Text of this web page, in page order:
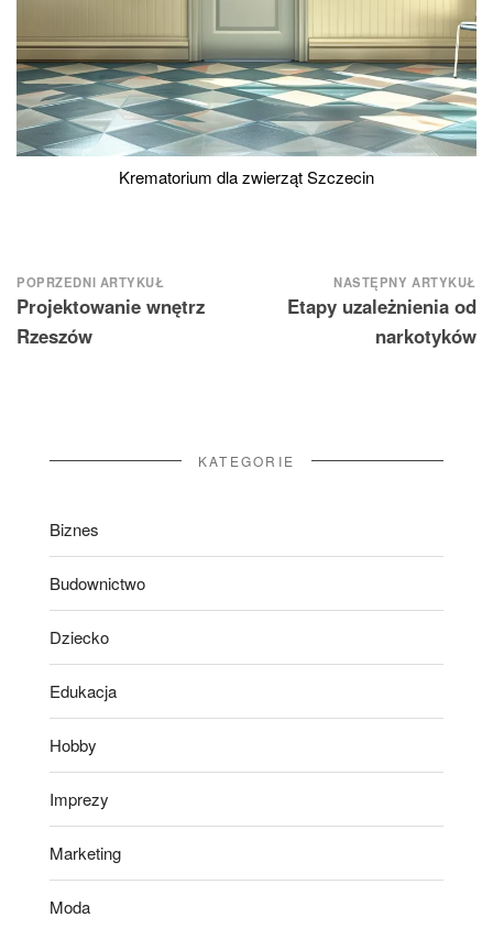
Krematorium dla zwierząt Szczecin
Nawigacja
wpisu
POPRZEDNI ARTYKUŁ
Projektowanie wnętrz
Rzeszów
NASTĘPNY ARTYKUŁ
Etapy uzależnienia od
narkotyków
KATEGORIE
Biznes
Budownictwo
Dziecko
Edukacja
Hobby
Imprezy
Marketing
Moda